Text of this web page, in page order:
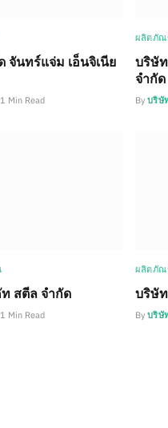
จันทร์แจ่ม เอ็นจิเนีย
1 Min Read
ผลิตภัณ
บริษั
จำกัด
By บริษั
สตีล จำกัด
1 Min Read
ผลิตภัณ
บริษั
By บริษั